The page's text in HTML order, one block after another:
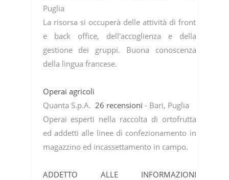
Puglia
La risorsa si occuperà delle attività di front
e back office, dell'accoglienza e della
gestione dei gruppi. Buona conoscenza
della lingua francese.
Operai agricoli
Quanta S.p.A. 26 recensioni - Bari, Puglia
Operai esperti nella raccolta di ortofrutta
ed addetti alle linee di confezionamento in
magazzino ed incassettamento in campo.
ADDETTO ALLE INFORMAZIONI